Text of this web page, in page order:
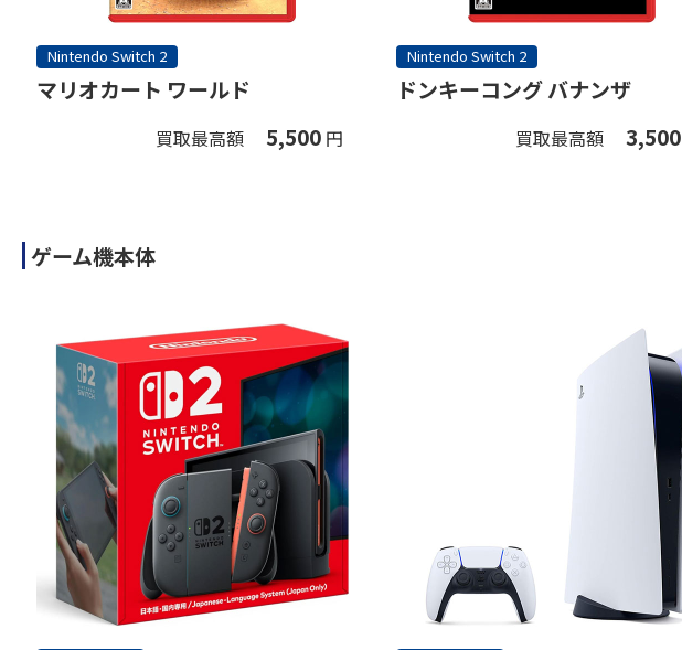
Nintendo Switch 2
マリオカート ワールド
買取最高額 5,500 円
Nintendo Switch 2
ドンキーコング バナンザ
買取最高額 3,500
ゲーム機本体